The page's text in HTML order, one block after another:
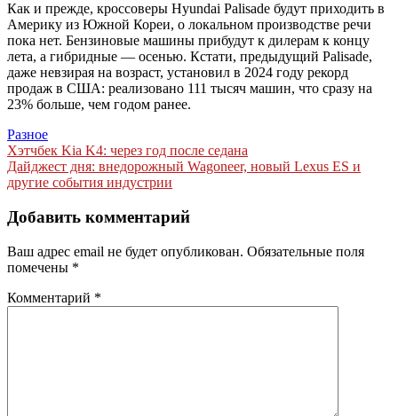
Как и прежде, кроссоверы Hyundai Palisade будут приходить в
Америку из Южной Кореи, о локальном производстве речи
пока нет. Бензиновые машины прибудут к дилерам к концу
лета, а гибридные — осенью. Кстати, предыдущий Palisade,
даже невзирая на возраст, установил в 2024 году рекорд
продаж в США: реализовано 111 тысяч машин, что сразу на
23% больше, чем годом ранее.
Разное
Навигация
по
Хэтчбек Kia K4: через год после седана
Дайджест дня: внедорожный Wagoneer, новый Lexus ES и
другие события индустрии
Добавить комментарий
Ваш адрес email не будет опубликован. Обязательные поля
помечены *
Комментарий *